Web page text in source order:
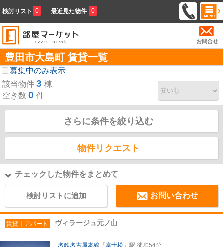
検討リスト 0 最近見た物件 0
お問合せ
豊田市大島町 賃貸一覧
募集中のみ表示
該当物件 3 棟
空き数 0 件
さらに条件を絞り込む
物件リクエスト
チェックした物件をまとめて
検討リストに追加 お問い合わせ
賃貸｜アパート ヴィラージュ元ノ山
名鉄名古屋本線 「 富士松 」駅 徒歩54分